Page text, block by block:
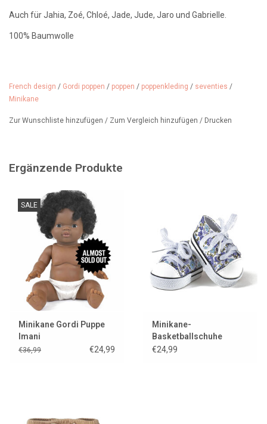
Auch für Jahia, Zoé, Chloé, Jade, Jude, Jaro und Gabrielle.
100% Baumwolle
French design / Gordi poppen / poppen / poppenkleding / seventies /
Minikane
Zur Wunschliste hinzufügen / Zum Vergleich hinzufügen / Drucken
Ergänzende Produkte
SALE
Minikane Gordi Puppe
Imani
€36,99 €24,99
Minikane-
Basketballschuhe
Komvers fleurs für
€24,99